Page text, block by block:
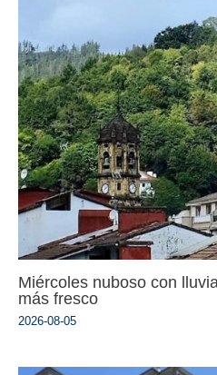
Miércoles nuboso con
más fresco
2026-08-05